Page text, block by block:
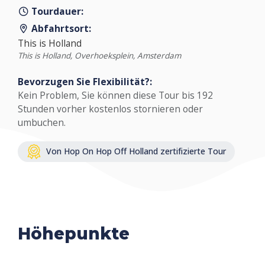
Tourdauer:
Abfahrtsort:
This is Holland
This is Holland, Overhoeksplein, Amsterdam
Bevorzugen Sie Flexibilität?:
Kein Problem, Sie können diese Tour bis 192
Stunden vorher kostenlos stornieren oder
umbuchen.
Von Hop On Hop Off Holland zertifizierte Tour
Höhepunkte